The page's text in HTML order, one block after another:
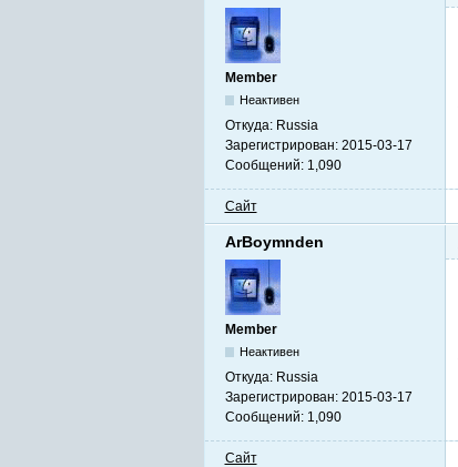
Member
Неактивен
Откуда: Russia
Зарегистрирован: 2015-03-17
Сообщений: 1,090
Сайт
ArBoymnden
Member
Неактивен
Откуда: Russia
Зарегистрирован: 2015-03-17
Сообщений: 1,090
Сайт